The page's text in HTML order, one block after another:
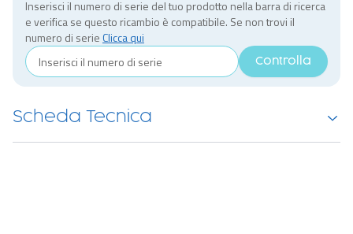
Inserisci il numero di serie del tuo prodotto nella barra di ricerca
e verifica se questo ricambio è compatibile. Se non trovi il
numero di serie Clicca qui
Controlla
Scheda Tecnica